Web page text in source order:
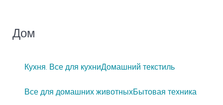
Дом
Кухня. Все для кухниДомашний текстиль
Все для домашних животныхБытовая техника